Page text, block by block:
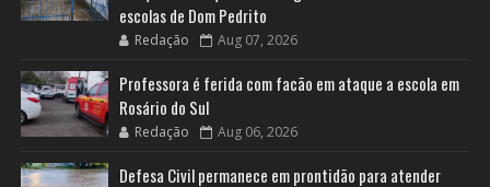
escolas de Dom Pedrito
Redação Aug 07, 2026
Professora é ferida com facão em ataque a escola em
Rosário do Sul
Redação Aug 06, 2026
Defesa Civil permanece em prontidão para atender